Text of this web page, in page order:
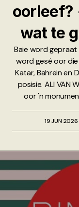
oorleef?
wat te
Baie word gepraat
word gesê oor
Katar, Bahrein en
posisie. ALI VAN
oor 'n
19 JUN 2026